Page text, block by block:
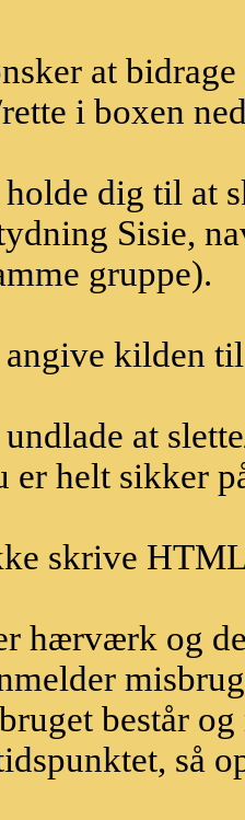
at
i boxen
holde dig til at
Sisie,
gruppe).
angive kilden
at
er helt sikker
skrive
hærværk og
består
så